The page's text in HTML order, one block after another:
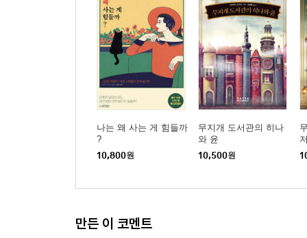
나는 왜 사는 게 힘들까
?
10,800원
무지개 도서관의 히나
와 윤
10,500원
만든 이 코멘트